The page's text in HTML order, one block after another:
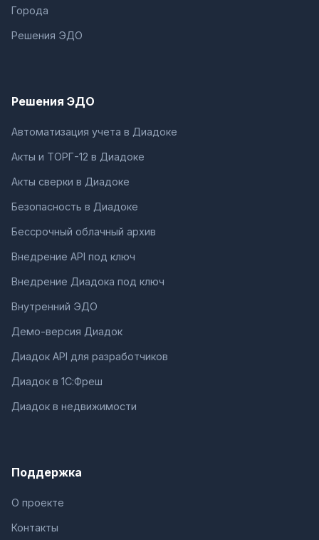
Города
Решения ЭДО
Решения ЭДО
Автоматизация учета в Диадоке
Акты и ТОРГ-12 в Диадоке
Акты сверки в Диадоке
Безопасность в Диадоке
Бессрочный облачный архив
Внедрение API под ключ
Внедрение Диадока под ключ
Внутренний ЭДО
Демо-версия Диадок
Диадок API для разработчиков
Диадок в 1С:Фреш
Диадок в недвижимости
Поддержка
О проекте
Контакты